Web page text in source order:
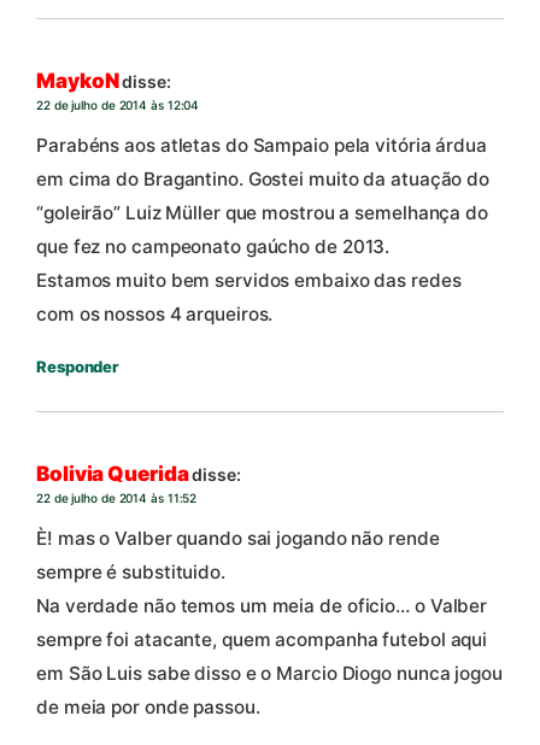
MaykoNdisse:
22 de julho de 2014 às 12:04
Parabéns aos atletas do Sampaio pela vitória árdua
em cima do Bragantino. Gostei muito da atuação do
“goleirão” Luiz Müller que mostrou a semelhança do
que fez no campeonato gaúcho de 2013.
Estamos muito bem servidos embaixo das redes
com os nossos 4 arqueiros.
Responder
Bolivia Queridadisse:
22 de julho de 2014 às 11:52
È! mas o Valber quando sai jogando não rende
sempre é substituido.
Na verdade não temos um meia de oficio… o Valber
sempre foi atacante, quem acompanha futebol aqui
em São Luis sabe disso e o Marcio Diogo nunca jogou
de meia por onde passou.